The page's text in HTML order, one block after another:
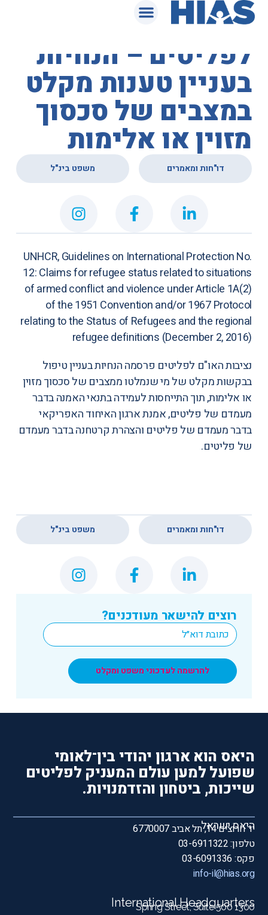
המאגר המשפטי
נציבות האו"ם
לפליטים – הנחיות
בעניין טענות מקלט
במצבים של סכסוך
מזוין או אלימות
דו"חות ומאמרים משפט בינ"ל
UNHCR,Guidelines on International Protection No.
12: Claims for refugee status related to situations
of armed conflict and violence under Article 1A(2)
of the 1951 Convention and/or 1967 Protocol
relating to the Status of Refugees and the regional
refugee definitions (December 2, 2016)
נציבות האו"ם לפליטים פרסמה הנחיות בעניין טיפול
בבקשות מקלט של מי שנמלטו ממצבים של סכסוך מזוין
או אלימות, תוך התייחסות לעמידה בתנאי האמנה בדבר
מעמדם של פליטים, אמנת ארגון האיחוד האפריקאי
בדבר מעמדם של פליטים והצהרת קרטחנה בדבר מעמדם
של פליטים.
רוצים להישאר מעודכנים?
Email
*
להרשמה לעדכוני משפט ומקלט
דו"חות ומאמרים משפט בינ"ל
היאס הוא ארגון יהודי בין־לאומי
שפועל למען עולם המעניק לפליטים
שייכות, ביטחון והזדמנויות.
היאס ישראל
יד חרוצים 14, תל אביב 6770007
טלפון: 03-6911322
פקס: 03-6091336
info-il@hias.org
International Headquarters
1300 Spring Street, Suite 500